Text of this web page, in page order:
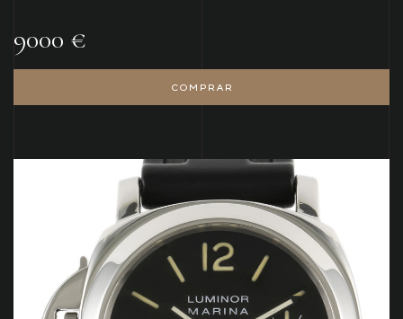
9000 €
COMPRAR